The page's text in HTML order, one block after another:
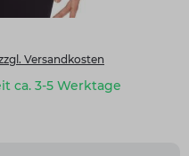
Versandkosten
ca. 3-5 Werktage